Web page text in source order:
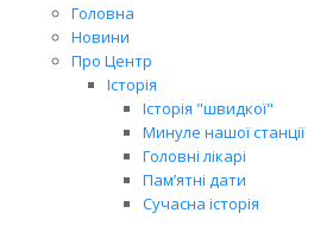
Головна
Новини
Про Центр
Історія
Історія "швидкої"
Минуле нашої станції
Головні лікарі
Пам’ятні дати
Сучасна історія